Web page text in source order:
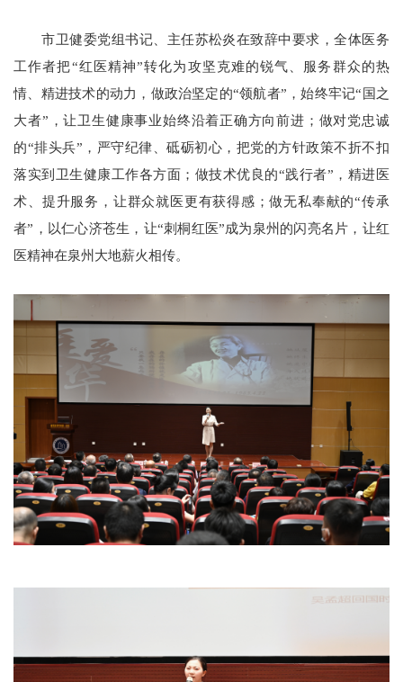
市卫健委党组书记、主任苏松炎在致辞中要求，全体医务
工作者把“红医精神”转化为攻坚克难的锐气、服务群众的热
情、精进技术的动力，做政治坚定的“领航者”，始终牢记“国之
大者”，让卫生健康事业始终沿着正确方向前进；做对党忠诚
的“排头兵”，严守纪律、砥砺初心，把党的方针政策不折不扣
落实到卫生健康工作各方面；做技术优良的“践行者”，精进医
术、提升服务，让群众就医更有获得感；做无私奉献的“传承
者”，以仁心济苍生，让“刺桐红医”成为泉州的闪亮名片，让红
医精神在泉州大地薪火相传。